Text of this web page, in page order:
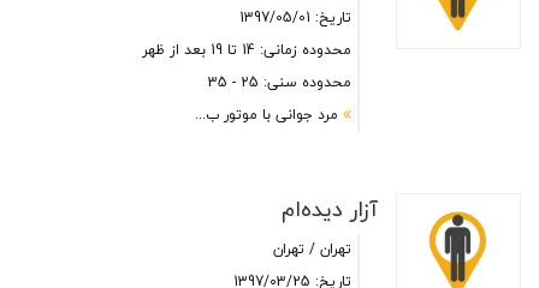
تاریخ: 1397/05/01
محدوده زمانی: 14 تا 19 بعد از ظهر
محدوده سنی: 25 - 35
مرد جوانی با موتور ب...
آزار دیده‌ام
تهران / تهران
تاریخ: 1397/03/25